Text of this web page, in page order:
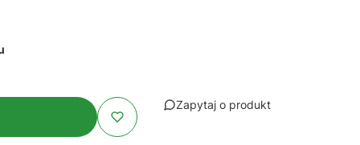
Zapytaj o produkt